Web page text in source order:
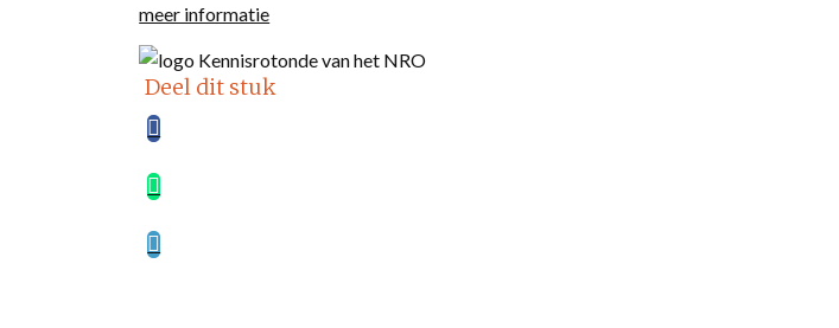
meer informatie
Deel dit stuk